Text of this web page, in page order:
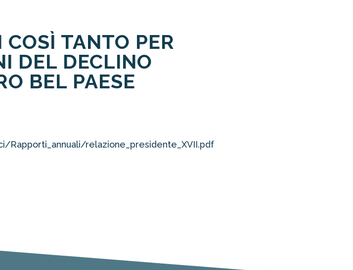
TANTO PER
DEL DECLINO
BEL PAESE
relazione_presidente_XVII.pdf